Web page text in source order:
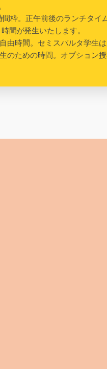
枠。正午前後のランチタイ
間が発生いたします。
由時間。セミスパルタ学生
のための時間。オプション